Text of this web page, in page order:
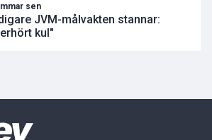
sen
JVM-målvakten stannar:
kul"